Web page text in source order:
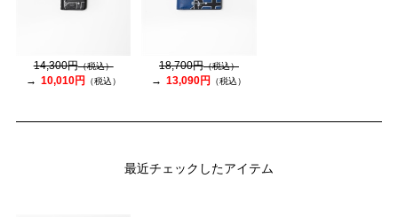
14,300円（税込）
10,010円 （税込）
18,700円（税込）
13,090円 （税込）
最近チェックしたアイテム